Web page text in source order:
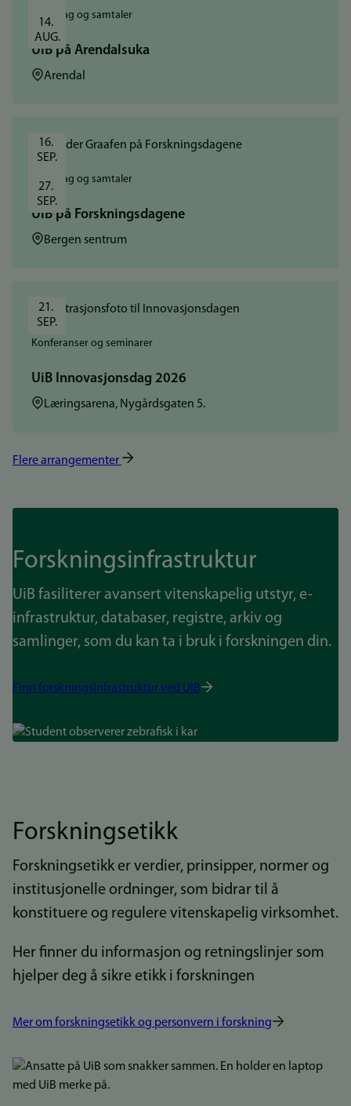
14.
AUG.
Foredrag og samtaler
UiB på Arendalsuka
Sted:Arendal
16.
SEP.
27.
SEP.
Foredrag og samtaler
UiB på Forskningsdagene
Sted:Bergen sentrum
21.
SEP.
Konferanser og seminarer
UiB Innovasjonsdag 2026
Sted:Læringsarena, Nygårdsgaten 5.
Flere arrangementer
Forskningsinfrastruktur
UiB fasiliterer avansert vitenskapelig utstyr, e-
infrastruktur, databaser, registre, arkiv og
samlinger, som du kan ta i bruk i forskningen din.
Finn forskningsinfrastruktur ved UiB
Bilde
Forskningsetikk
Forskningsetikk er verdier, prinsipper, normer og
institusjonelle ordninger, som bidrar til å
konstituere og regulere vitenskapelig virksomhet.
Her finner du informasjon og retningslinjer som
hjelper deg å sikre etikk i forskningen
Mer om forskningsetikk og personvern i forskning
Bilde